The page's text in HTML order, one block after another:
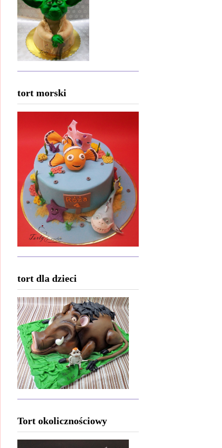
tort morski
tort dla dzieci
Tort okolicznościowy